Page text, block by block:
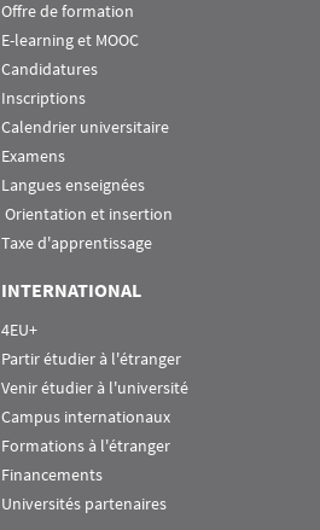
Offre de formation
E-learning et MOOC
Candidatures
Inscriptions
Calendrier universitaire
Examens
Langues enseignées
Orientation et insertion
Taxe d'apprentissage
INTERNATIONAL
4EU+
Partir étudier à l'étranger
Venir étudier à l'université
Campus internationaux
Formations à l'étranger
Financements
Universités partenaires